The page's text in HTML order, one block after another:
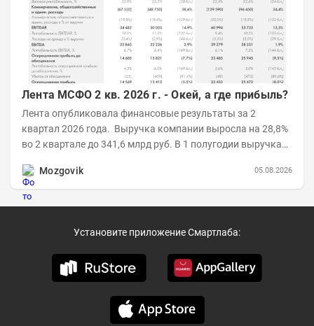
Лента МСФО 2 кв. 2026 г. - Окей, а где прибыль?
Лента опубликовала финансовые результаты за 2
квартал 2026 года. Выручка компании выросла на 28,8%
во 2 квартале до 341,6 млрд руб. В 1 полугодии выручка
Mozgovik
05.08.2026
Установите приложение Смартлаба: